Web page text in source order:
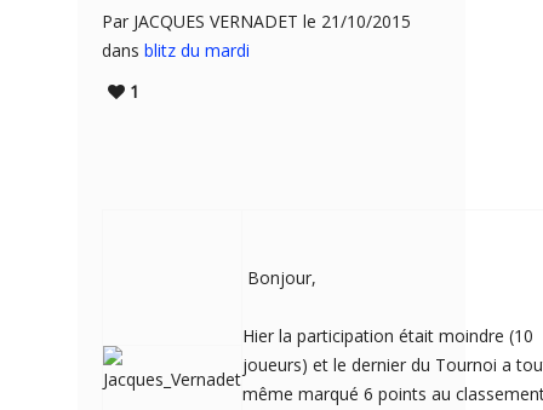
Par JACQUES VERNADET le 21/10/2015
dans blitz du mardi
1
Bonjour,
Hier la participation était moindre (10
joueurs) et le dernier du Tournoi a
même marqué 6 points au